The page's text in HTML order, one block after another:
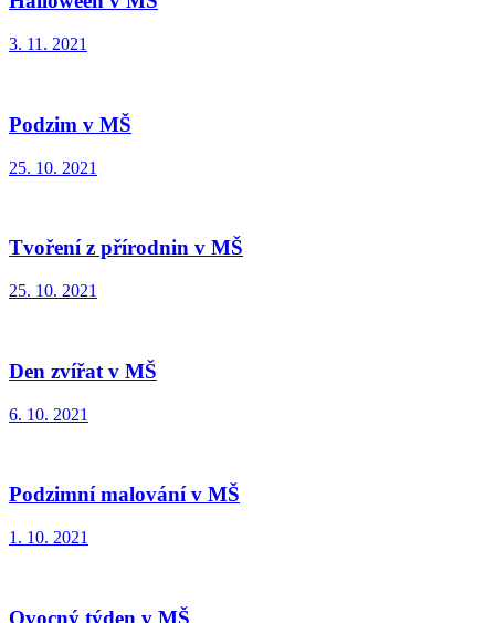
3. 11. 2021
Podzim v MŠ
25. 10. 2021
Tvoření z přírodnin v MŠ
25. 10. 2021
Den zvířat v MŠ
6. 10. 2021
Podzimní malování v MŠ
1. 10. 2021
Ovocný týden v MŠ